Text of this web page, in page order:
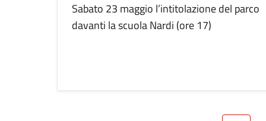
Sabato 23 maggio l’intitolazione del parco
davanti la scuola Nardi (ore 17)